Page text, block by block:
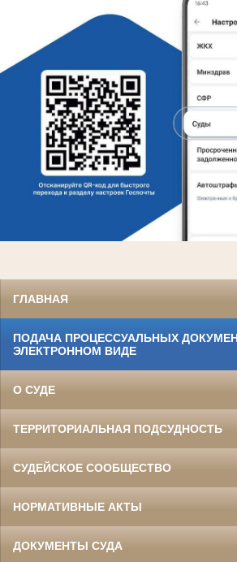
ГЛАВНАЯ
ПОДАЧА ПРОЦЕССУАЛЬНЫХ
ЭЛЕКТРОННОМ ВИДЕ
О СУДЕ
ТЕРРИТОРИАЛЬНАЯ ПОДСУДНОСТЬ
СУДЕЙСКОЕ СООБЩЕСТВО
НОРМАТИВНЫЕ АКТЫ
ДОКУМЕНТЫ СУДА